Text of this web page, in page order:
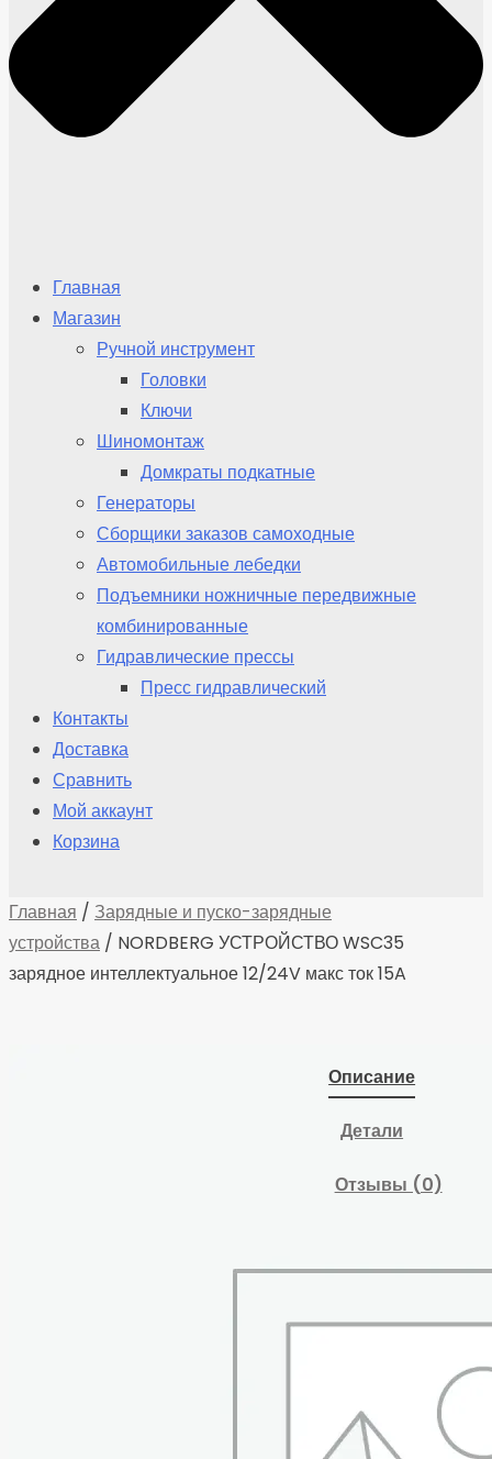
Главная
Магазин
Ручной инструмент
Головки
Ключи
Шиномонтаж
Домкраты подкатные
Генераторы
Сборщики заказов самоходные
Автомобильные лебедки
Подъемники ножничные передвижные
комбинированные
Гидравлические прессы
Пресс гидравлический
Контакты
Доставка
Сравнить
Мой аккаунт
Корзина
Главная / Зарядные и пуско-зарядные
устройства / NORDBERG УСТРОЙСТВО WSC35
зарядное интеллектуальное 12/24V макс ток 15A
Описание
Детали
Отзывы (0)
интеллектуальное
12/24V макс ток 15A.
кислотных
аккумуляторов на 12 В